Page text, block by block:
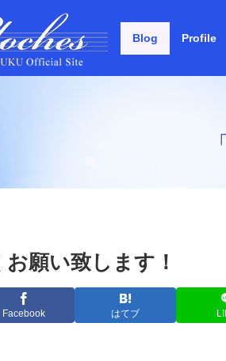
Blog Profile
願い致します！
Facebook はてブ